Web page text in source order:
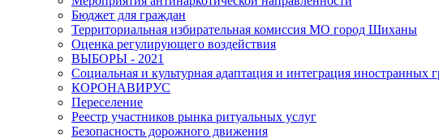
Бюджет для граждан
Территориальная избирательная комиссия МО город Шиханы
Оценка регулирующего воздействия
ВЫБОРЫ - 2021
Социальная и культурная адаптация и интеграция иностранных
КОРОНАВИРУС
Переселение
Реестр участников рынка ритуальных услуг
Безопасность дорожного движения